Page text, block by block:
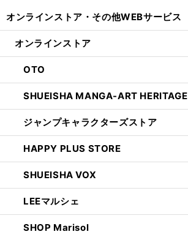
オンラインストア・ その他WEBサービス
オンラインストア
OTO
SHUEISHA MANGA-ART HERITAGE
ジャンプキャラクターズストア
HAPPY PLUS STORE
SHUEISHA VOX
LEEマルシェ
SHOP Marisol